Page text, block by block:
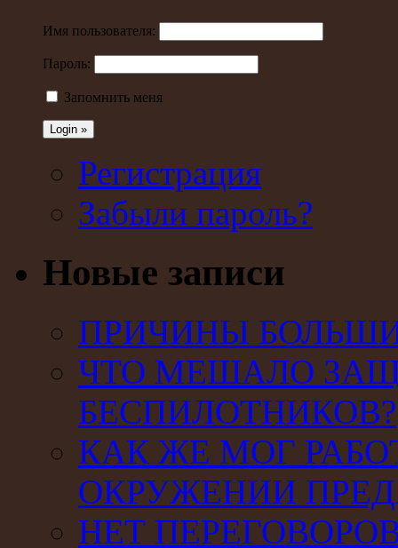
Имя пользователя:
Пароль:
Запомнить меня
Регистрация
Забыли пароль?
Новые записи
ПРИЧИНЫ
ЧТО МЕШАЛО
БЕСПИЛОТНИКОВ?
КАК ЖЕ МОГ
ОКРУЖЕНИИ
НЕТ